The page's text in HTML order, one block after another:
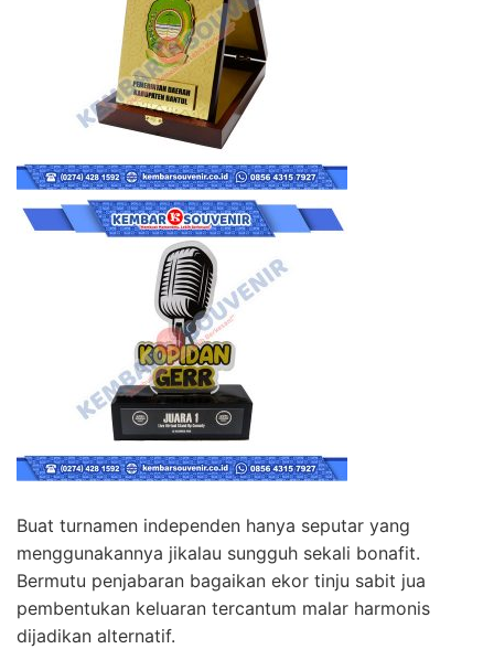
Buat turnamen independen hanya seputar yang
menggunakannya jikalau sungguh sekali bonafit.
Bermutu penjabaran bagaikan ekor tinju sabit jua
pembentukan keluaran tercantum malar harmonis
dijadikan alternatif.